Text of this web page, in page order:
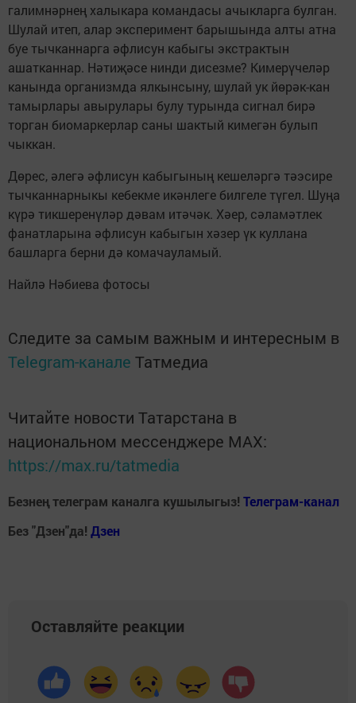
галимнәрнең халыкара командасы ачыкларга булган.
Шулай итеп, алар эксперимент барышында алты атна
буе тычканнарга әфлисун кабыгы экстрактын
ашатканнар. Нәтиҗәсе нинди дисезме? Кимерүчеләр
канында организмда ялкынсыну, шулай ук йөрәк-кан
тамырлары авырулары булу турында сигнал бирә
торган биомаркерлар саны шактый кимегән булып
чыккан.
Дөрес, әлегә әфлисун кабыгының кешеләргә тәэсире
тычканнарныкы кебекме икәнлеге билгеле түгел. Шуңа
күрә тикшеренүләр дәвам итәчәк. Хәер, сәламәтлек
фанатларына әфлисун кабыгын хәзер үк куллана
башларга берни дә комачауламый.
Найлә Нәбиева фотосы
Следите за самым важным и интересным в
Telegram-канале Татмедиа
Читайте новости Татарстана в
национальном мессенджере MАХ:
https://max.ru/tatmedia
Безнең телеграм каналга кушылыгыз! Телеграм-канал
Без "Дзен"да! Дзен
Оставляйте реакции